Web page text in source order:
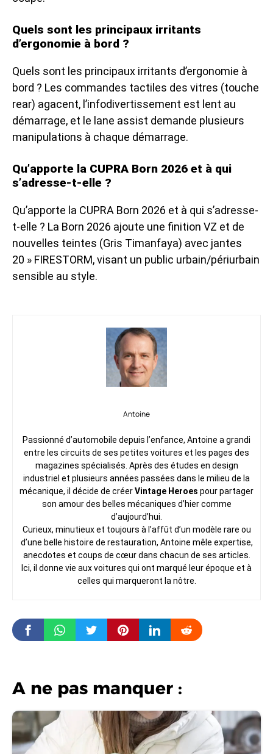
Quels sont les principaux irritants
d’ergonomie à bord ?
Quels sont les principaux irritants d’ergonomie à
bord ? Les commandes tactiles des vitres (touche
rear) agacent, l’infodivertissement est lent au
démarrage, et le lane assist demande plusieurs
manipulations à chaque démarrage.
Qu’apporte la CUPRA Born 2026 et à qui
s’adresse-t-elle ?
Qu’apporte la CUPRA Born 2026 et à qui s’adresse-
t-elle ? La Born 2026 ajoute une finition VZ et de
nouvelles teintes (Gris Timanfaya) avec jantes
20 » FIRESTORM, visant un public urbain/périurbain
sensible au style.
Antoine
Passionné d’automobile depuis l’enfance, Antoine a grandi
entre les circuits de ses petites voitures et les pages des
magazines spécialisés. Après des études en design
industriel et plusieurs années passées dans le milieu de la
mécanique, il décide de créerVintage Heroes pour partager
son amour des belles mécaniques d’hier comme
d’aujourd’hui.
Curieux, minutieux et toujours à l’affût d’un modèle rare ou
d’une belle histoire de restauration, Antoine mêle expertise,
anecdotes et coups de cœur dans chacun de ses articles.
Ici, il donne vie aux voitures qui ont marqué leur époque et à
celles qui marqueront la nôtre.
A ne pas manquer :